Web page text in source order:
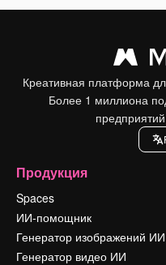
Креативная платформа
Более 1 миллиона
Продукция
Spaces
ИИ-помощник
Генератор изображений ИИ
Генератор видео ИИ